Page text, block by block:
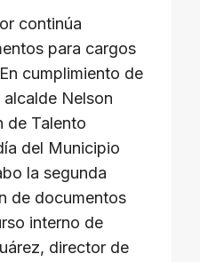
continúa
para cargos
cumplimiento de
Nelson
de Talento
del Municipio
la segunda
de documentos
interno de
director de